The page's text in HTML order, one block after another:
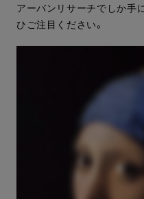
アーバンリサーチでしか手
ひご注目ください。